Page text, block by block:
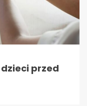
przed